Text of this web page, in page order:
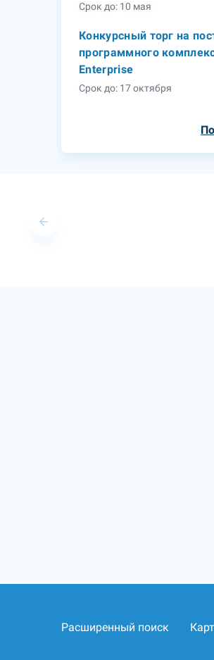
Срок до: 10 мая
Конкурсный торг на
программного
Enterprise
Срок до: 17 октября
Расширенный поиск